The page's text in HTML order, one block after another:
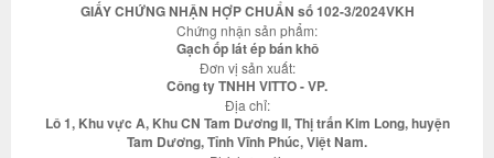
GIẤY CHỨNG NHẬN HỢP CHUẨN số 102-3/2024VKH
Chứng nhận sản phẩm:
Gạch ốp lát ép bán khô
Đơn vị sản xuất:
Công ty TNHH VITTO - VP.
Địa chỉ:
Lô 1, Khu vực A, Khu CN Tam Dương II, Thị trấn Kim Long, huyện
Tam Dương, Tỉnh Vĩnh Phúc, Việt Nam.